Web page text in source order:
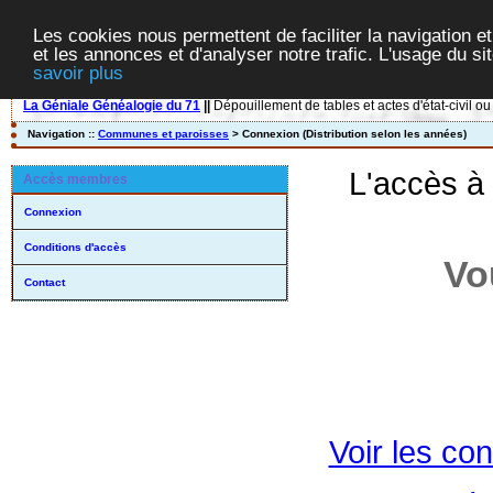
Les cookies nous permettent de faciliter la navigation
et les annonces et d'analyser notre trafic. L'usage du
savoir plus
La Géniale Généalogie du 71 Dépouillement de tables et actes d'état-civil
Navigation :: Communes et paroisses > Connexion (Distribution selon les années)
Accès membres
Connexion
Conditions d'accès
Contact
L'accès
Voir les